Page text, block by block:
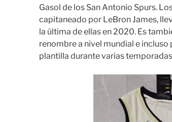
Gasol de los San Antonio Spurs.
capitaneado por LeBron James,
la última de ellas en 2020. Es
renombre a nivel mundial e incluso
plantilla durante varias